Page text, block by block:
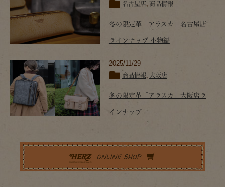
名古屋店, 商品情報
冬の限定革「アラスカ」名古屋店
ラインナップ 小物編
2025/11/29
商品情報, 大阪店
冬の限定革「アラスカ」大阪店ラ
インナップ